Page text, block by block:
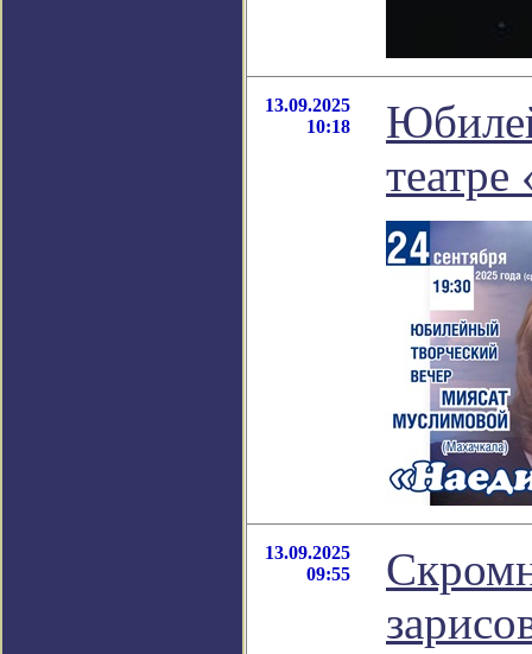
13.09.2025
10:18
13.09.2025
09:55